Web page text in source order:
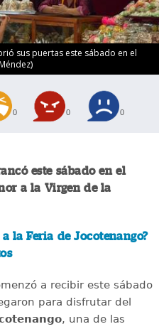
sus puertas este sábado en el
0 0 0
este sábado en el
a la Virgen de la
a la Feria de Jocotenango?
a recibir este sábado
para disfrutar del
, una de las